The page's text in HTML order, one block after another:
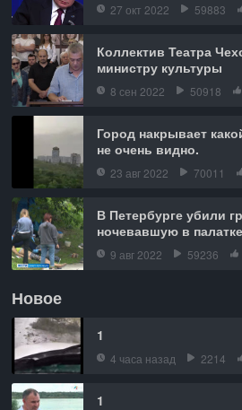
27 окт 2022 59883
Коллектив Театра
министру культуры
8 сен 2022 50918
Город накрывает
не очень видно.
23 авг 2022 70011
В Петербурге убили
ночевавшую в
9 авг 2022 59236
Новое
1
4 часа назад 2214
1